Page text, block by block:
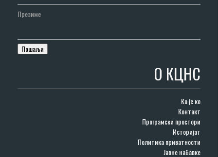
Презиме
О КЦНС
Ко је ко
Контакт
Програмски простори
Историјат
Политика приватности
Јавне набавке